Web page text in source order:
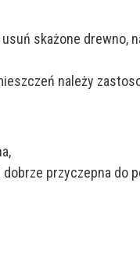
skażone drewno,
należy
przyczepna do